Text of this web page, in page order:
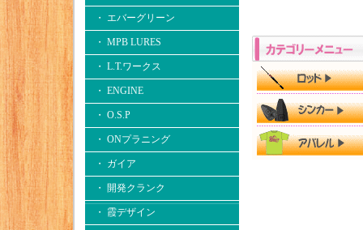
・ エバーグリーン
・ MPB LURES
・ L.T.ワークス
・ ENGINE
・ O.S.P
・ ONプラニング
・ ガイア
・ 開発クランク
・ 霞デザイン